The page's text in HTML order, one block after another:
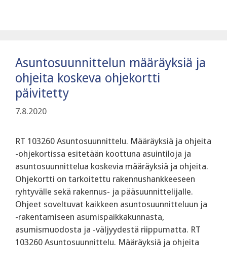
Asuntosuunnittelun määräyksiä ja
ohjeita koskeva ohjekortti
päivitetty
7.8.2020
RT 103260 Asuntosuunnittelu. Määräyksiä ja ohjeita
-ohjekortissa esitetään koottuna asuintiloja ja
asuntosuunnittelua koskevia määräyksiä ja ohjeita.
Ohjekortti on tarkoitettu rakennushankkeeseen
ryhtyvälle sekä rakennus- ja pääsuunnittelijalle.
Ohjeet soveltuvat kaikkeen asuntosuunnitteluun ja
-rakentamiseen asumispaikkakunnasta,
asumismuodosta ja -väljyydestä riippumatta. RT
103260 Asuntosuunnittelu. Määräyksiä ja ohjeita